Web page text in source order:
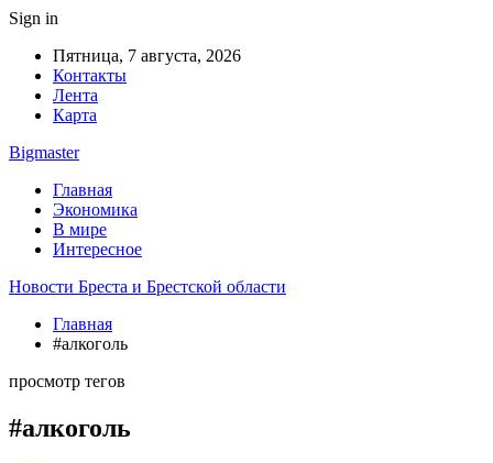
Sign in
Пятница, 7 августа, 2026
Контакты
Лента
Карта
Bigmaster
Главная
Экономика
В мире
Интересное
Новости Бреста и Брестской области
Главная
#алкоголь
просмотр тегов
#алкоголь